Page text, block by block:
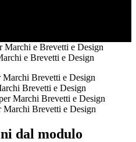
e Brevetti e Design
Brevetti e Design
Marchi Brevetti e Design
dal modulo